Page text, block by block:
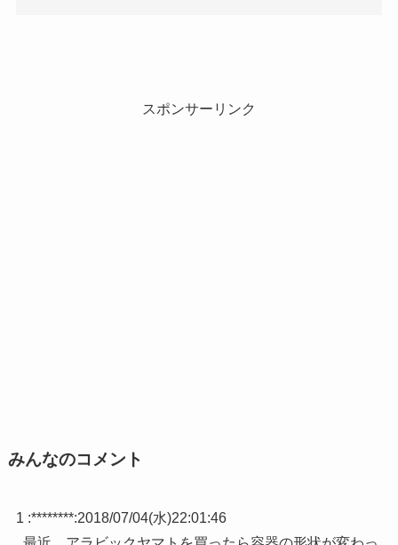
スポンサーリンク
みんなのコメント
1 :********:2018/07/04(水)22:01:46